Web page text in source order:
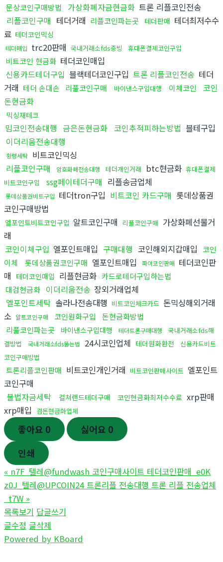
문상코인구매방법 가상화폐자금현금화 트론 리플코인전송
리플코인구매 테더거래 리플코인파는곳 테더판매 테더최저수수
료 테더코인믹싱
테더매입 trc20판매 국내거래소fds증빙 휴대폰결제코인구입
비트코인 현금화 테더코인매입
신용카드테더구입 블랙테더코인구입 트론 리플코인전송 테더
거래 테더 손대손 리플코인구매 바이낸스구입대행 이체코인
코인
돈현금화
믹싱재테크
밈코인전송대행 금은돈현금화 코인추적피하는방법 블테구입
이더리움전송대행
횡령세탁 비트코인믹싱
리플코인구매
암호화폐전송대행 테더개인거래 btc현금화 휴대폰결제
비트코인구입
ssg페이테더구매 리플송금업체
롯데상품권비트구입 테더tron구입 비트코인 카드구매 롯데상품권
코인구매방법
엘포인트비트코인구입 알트코인구매 리플코인구매 가상화폐선물거
래
코인이체구입 엘포인트매입 구매대행 코인해외지갑매입
코인
이체
롯데상품권코인구매 엘포인트매입 파이코인판매 테더코인판
매 테더코인매입 리플현금화 카드로테더구입하는법
대검현금화 이더리움전송 장외거래업체
엘포인트세탁 솔라나전송대행 비트코인체크카드 돈믹싱해외거래
소 알트코인구매 코인원화구입
돈현금화방법
리플코인파는곳
바이낸스구입대행 테더트론구매대행
국내거래소fds해
결방법
국내거래소fds뚫는법 24시코인업체 테더원화환전
신용카드비트
코인구매방법
트론리플코인판매 비트코인개인거래 비트코인판매사이트 엘포인트
코인구매
불법자금세탁
컬쳐랜드테더구매 코인현금화최저수수료 xrp판매
xrp매입
검돈현금화업체
좋아요 0 싫어요 0
인쇄
« n7F_텔레@fundwash 코인구매사이트 테더코인판매_e0K
z0J_텔레@UPCOIN24 트론리플 전송대행 트론 리플 전송업체
_t7W »
목록보기 답글쓰기
글수정 글삭제
Powered by KBoard